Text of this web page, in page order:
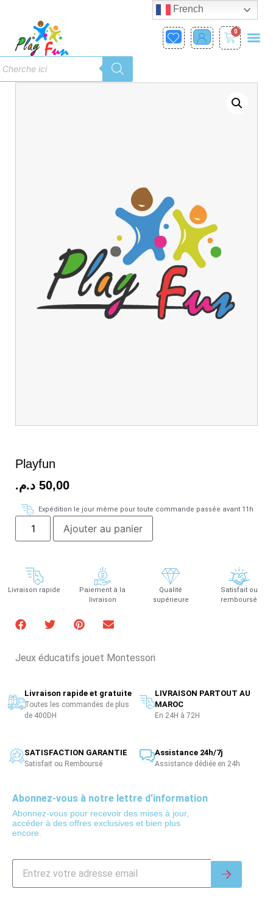
0
Playfun
50,00 د.م.
Expédition le jour même pour toute commande passée avant 11h
Ajouter au panier
Livraison rapide
Paiement à la
livraison
Qualité
supérieure
Satisfait ou
remboursé
Jeux éducatifs jouet Montessori
Livraison rapide et gratuite
Toutes les commandes de plus
de 400DH
LIVRAISON PARTOUT AU
MAROC
En 24H à 72H
SATISFACTION GARANTIE
Satisfait ou Remboursé
Assistance 24h/7j
Assistance dédiée en 24h
Abonnez-vous à notre lettre d'information
Abonnez-vous pour recevoir des mises à jour,
accéder à des offres exclusives et bien plus
encore.
French